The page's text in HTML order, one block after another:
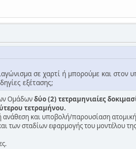
σε χαρτί ή μπορούμε και στον
εξέτασης;
Ομάδωνδύο (2) τετραμηνιαίες
τετραμήνου.
ανάθεση και υποβολή/παρουσίαση
των σταδίων εφαρμογής του μοντέλου